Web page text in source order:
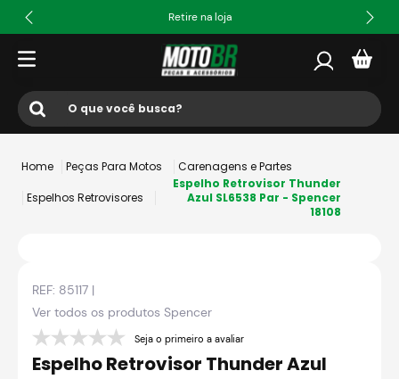
Retire na loja
O que você busca?
5º capacete ls2
6 º jaqueta
7º axxis fenix
Peças Para Motos Carenagens e Partes
Espelhos Retrovisores
Espelho Retrovisor Thunder
Azul SL6538 Par - Spencer
18108
REF: 85117 |
Ver todos os produtos Spencer
Seja o primeiro a avaliar
Espelho Retrovisor Thunder Azul